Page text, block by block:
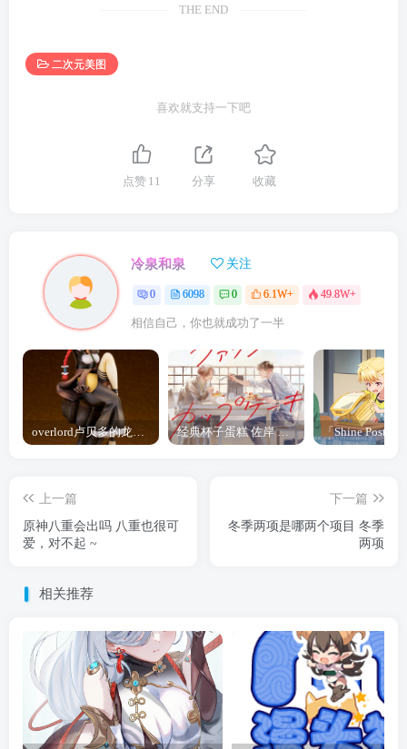
THE END
二次元美图
喜欢就支持一下吧
点赞 11 分享 收藏
冷泉和泉 关注
0 6098 0 6.1W+ 49.8W+
相信自己，你也就成功了一半
overlord卢贝多的龙王谁厉害 「Overlord」露普斯蕾琪娜·贝塔手办开订 经典杯子蛋糕 佐岸 漫画「经典杯子蛋糕」宣布真人日剧化
上一篇
原神八重会出吗 八重也很可
爱，对不起 ~
下一篇
冬季两项是哪两个项目 冬季
两项
相关推荐